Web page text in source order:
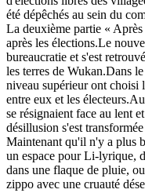
été dépêchés au sein du
La deuxième partie «
après les élections.Le
bureaucratie et s'est
les terres de Wukan.Dans
niveau supérieur ont choisi
entre eux et les
se résignaient face au lent
désillusion s'est
Maintenant qu'il n'y a plus
un espace pour Li-lyrique,
dans une flaque de pluie,
zippo avec une cruauté